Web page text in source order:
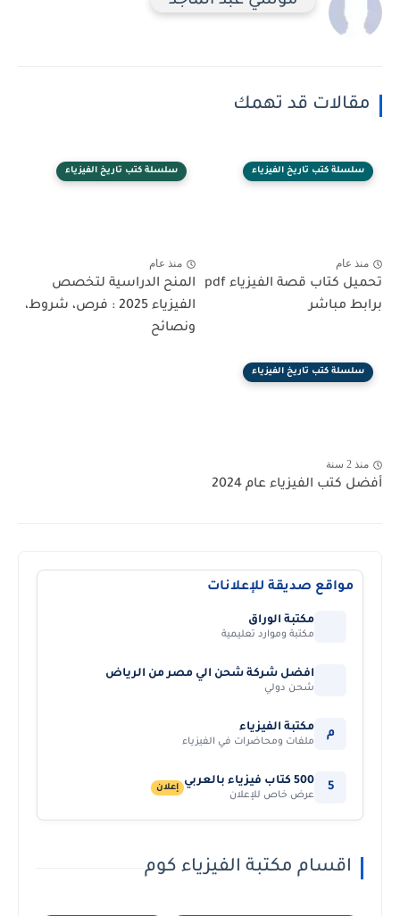
مقالات قد تهمك
سلسلة كتب تاريخ الفيزياء
منذ عام
تحميل كتاب قصة الفيزياء pdf
برابط مباشر
سلسلة كتب تاريخ الفيزياء
منذ عام
المنح الدراسية لتخصص
الفيزياء 2025 : فرص، شروط،
ونصائح
سلسلة كتب تاريخ الفيزياء
منذ 2 سنة
أفضل كتب الفيزياء عام 2024
مواقع صديقة للإعلانات
مكتبة الوراق
مكتبة وموارد تعليمية
افضل شركة شحن الي مصر من الرياض
شحن دولي
م مكتبة الفيزياء
ملفات ومحاضرات في الفيزياء
5 500 كتاب فيزياء بالعربي
عرض خاص للإعلان
إعلان
اقسام مكتبة الفيزياء كوم